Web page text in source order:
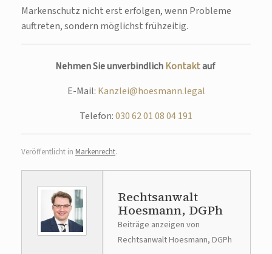
Markenschutz nicht erst erfolgen, wenn Probleme
auftreten, sondern möglichst frühzeitig.
Nehmen Sie unverbindlichKontaktauf
E-Mail: Kanzlei@hoesmann.legal
Telefon:030 62 01 08 04 191
Veröffentlicht in Markenrecht.
Rechtsanwalt
Hoesmann, DGPh
Beiträge anzeigen von
Rechtsanwalt Hoesmann, DGPh